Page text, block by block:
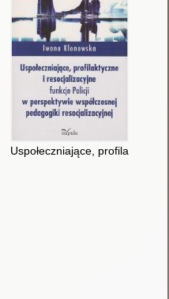
: między teorią a praktyką
Uspołeczniające,